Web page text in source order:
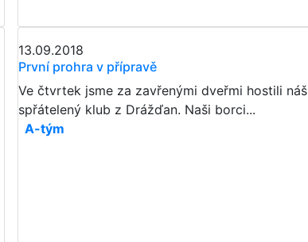
13.09.2018
První prohra v přípravě
Ve čtvrtek jsme za zavřenými dveřmi hostili náš
spřátelený klub z Drážďan. Naši borci...
A-tým